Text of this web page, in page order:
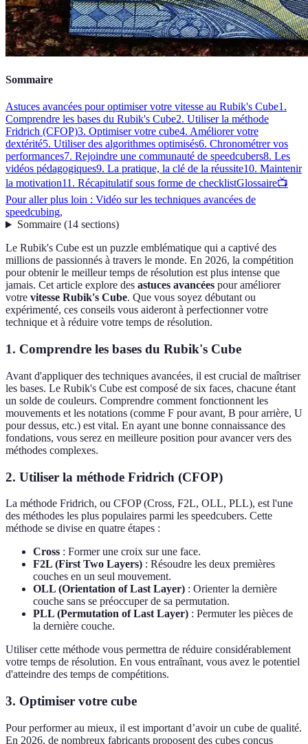
Sommaire
Astuces avancées pour optimiser votre vitesse au Rubik's Cube1.
Comprendre les bases du Rubik's Cube2. Utiliser la méthode
Fridrich (CFOP)3. Optimiser votre cube4. Améliorer votre
dextérité5. Utiliser des algorithmes optimisés6. Chronométrer vos
performances7. Rejoindre une communauté de speedcubers8. Les
vidéos pédagogiques9. La pratique, la clé de la réussite10. Maintenir
la motivation11. Récapitulatif sous forme de checklistGlossaire📺
Pour aller plus loin : Vidéo sur les techniques avancées de
speedcubing,
Sommaire(14 sections)
Le Rubik's Cube est un puzzle emblématique qui a captivé des
millions de passionnés à travers le monde. En 2026, la compétition
pour obtenir le meilleur temps de résolution est plus intense que
jamais. Cet article explore des astuces avancées pour améliorer
votre vitesse Rubik's Cube. Que vous soyez débutant ou
expérimenté, ces conseils vous aideront à perfectionner votre
technique et à réduire votre temps de résolution.
1. Comprendre les bases du Rubik's Cube
Avant d'appliquer des techniques avancées, il est crucial de maîtriser
les bases. Le Rubik's Cube est composé de six faces, chacune étant
un solde de couleurs. Comprendre comment fonctionnent les
mouvements et les notations (comme F pour avant, B pour arrière, U
pour dessus, etc.) est vital. En ayant une bonne connaissance des
fondations, vous serez en meilleure position pour avancer vers des
méthodes complexes.
2. Utiliser la méthode Fridrich (CFOP)
La méthode Fridrich, ou CFOP (Cross, F2L, OLL, PLL), est l'une
des méthodes les plus populaires parmi les speedcubers. Cette
méthode se divise en quatre étapes :
Cross : Former une croix sur une face.
F2L (First Two Layers) : Résoudre les deux premières
couches en un seul mouvement.
OLL (Orientation of Last Layer) : Orienter la dernière
couche sans se préoccuper de sa permutation.
PLL (Permutation of Last Layer) : Permuter les pièces de
la dernière couche.
Utiliser cette méthode vous permettra de réduire considérablement
votre temps de résolution. En vous entraînant, vous avez le potentiel
d'atteindre des temps de compétitions.
3. Optimiser votre cube
Pour performer au mieux, il est important d’avoir un cube de qualité.
En 2026, de nombreux fabricants proposent des cubes conçus